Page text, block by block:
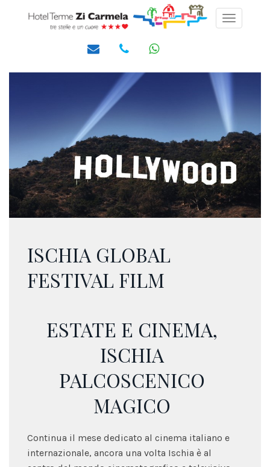
Toggle
ISCHIA GLOBAL
FESTIVAL FILM
ESTATE E CINEMA,
ISCHIA
PALCOSCENICO
MAGICO
Continua il mese dedicato al cinema italiano e
internazionale, ancora una volta Ischia è al